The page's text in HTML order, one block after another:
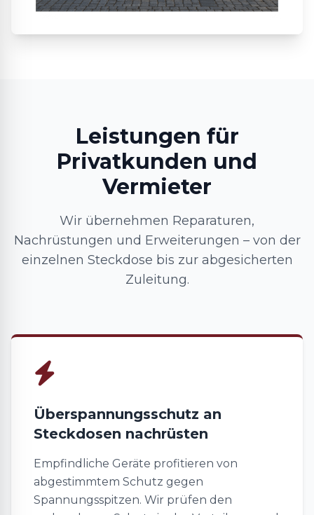
Leistungen für
Privatkunden und
Vermieter
Wir übernehmen Reparaturen,
Nachrüstungen und Erweiterungen – von der
einzelnen Steckdose bis zur abgesicherten
Zuleitung.
Überspannungsschutz an
Steckdosen nachrüsten
Empfindliche Geräte profitieren von
abgestimmtem Schutz gegen
Spannungsspitzen. Wir prüfen den